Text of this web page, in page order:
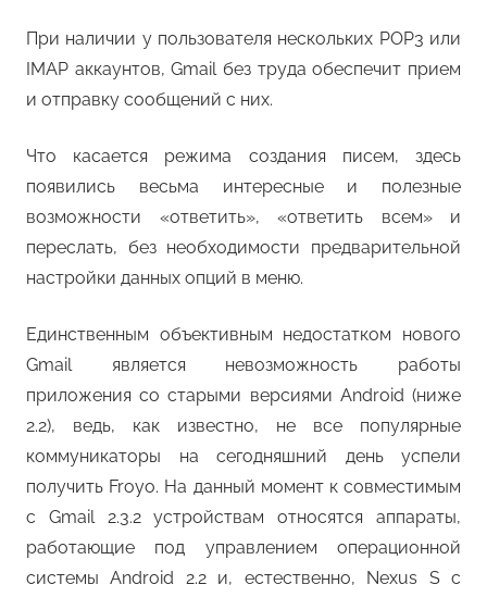
При наличии у пользователя нескольких POP3 или
IMAP аккаунтов, Gmail без труда обеспечит прием
и отправку сообщений с них.
Что касается режима создания писем, здесь
появились весьма интересные и полезные
возможности «ответить», «ответить всем» и
переслать, без необходимости предварительной
настройки данных опций в меню.
Единственным объективным недостатком нового
Gmail является невозможность работы
приложения со старыми версиями Android (ниже
2.2), ведь, как известно, не все популярные
коммуникаторы на сегодняшний день успели
получить Froyo. На данный момент к совместимым
с Gmail 2.3.2 устройствам относятся аппараты,
работающие под управлением операционной
системы Android 2.2 и, естественно, Nexus S с